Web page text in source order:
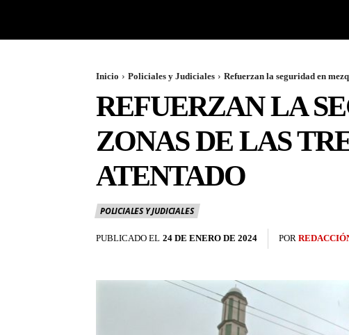
Inicio Policiales y Judiciales Refuerzan la seguridad en
REFUERZAN LA
ZONAS DE LAS
ATENTADO
POLICIALES Y JUDICIALES
PUBLICADO EL 24 DE ENERO DE 2024 POR